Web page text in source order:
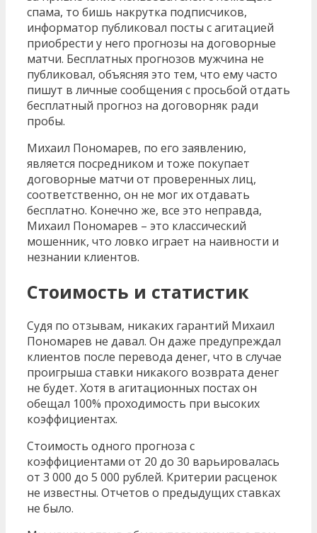
спама, то бишь накрутка подписчиков,
информатор публиковал посты с агитацией
приобрести у него прогнозы на договорные
матчи. Бесплатных прогнозов мужчина не
публиковал, объясняя это тем, что ему часто
пишут в личные сообщения с просьбой отдать
бесплатный прогноз на договорняк ради
пробы.
Михаил Пономарев, по его заявлению,
является посредником и тоже покупает
договорные матчи от проверенных лиц,
соответственно, он не мог их отдавать
бесплатно. Конечно же, все это неправда,
Михаил Пономарев – это классический
мошенник, что ловко играет на наивности и
незнании клиентов.
Стоимость и статистик
Судя по отзывам, никаких гарантий Михаил
Пономарев не давал. Он даже предупреждал
клиентов после перевода денег, что в случае
проигрыша ставки никакого возврата денег
не будет. Хотя в агитационных постах он
обещал 100% проходимость при высоких
коэффициентах.
Стоимость одного прогноза с
коэффициентами от 20 до 30 варьировалась
от 3 000 до 5 000 рублей. Критерии расценок
не известны. Отчетов о предыдущих ставках
не было.